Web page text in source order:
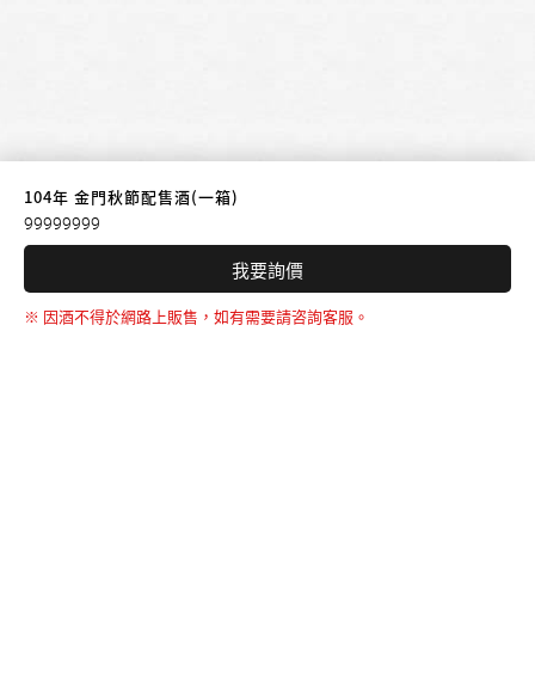
104年 金門秋節配售酒(一箱)
99999999
※ 因酒不得於網路上販售，如有需要請咨詢客服。
我要詢價